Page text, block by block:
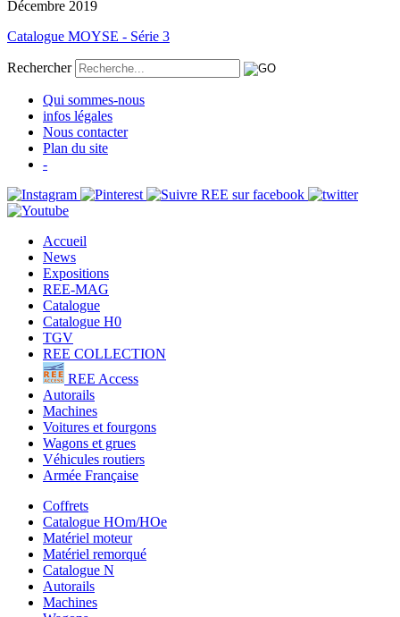
Décembre 2019
Catalogue MOYSE - Série 3
Rechercher
Qui sommes-nous
infos légales
Nous contacter
Plan du site
-
Accueil
News
Expositions
REE-MAG
Catalogue
Catalogue H0
TGV
REE COLLECTION
REE Access
Autorails
Machines
Voitures et fourgons
Wagons et grues
Véhicules routiers
Armée Française
Coffrets
Catalogue HOm/HOe
Matériel moteur
Matériel remorqué
Catalogue N
Autorails
Machines